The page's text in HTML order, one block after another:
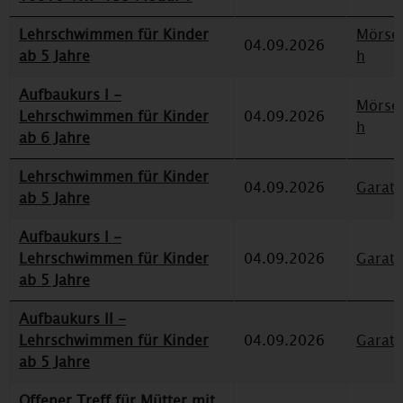
Lehrschwimmen für Kinder
ab 5 Jahre
04.09.2026
h
Aufbaukurs I -
Lehrschwimmen für Kinder
ab 6 Jahre
04.09.2026
h
Lehrschwimmen für Kinder
ab 5 Jahre
04.09.2026 Garath
Aufbaukurs I -
Lehrschwimmen für Kinder
ab 5 Jahre
04.09.2026 Garath
Aufbaukurs II -
Lehrschwimmen für Kinder
ab 5 Jahre
04.09.2026 Garath